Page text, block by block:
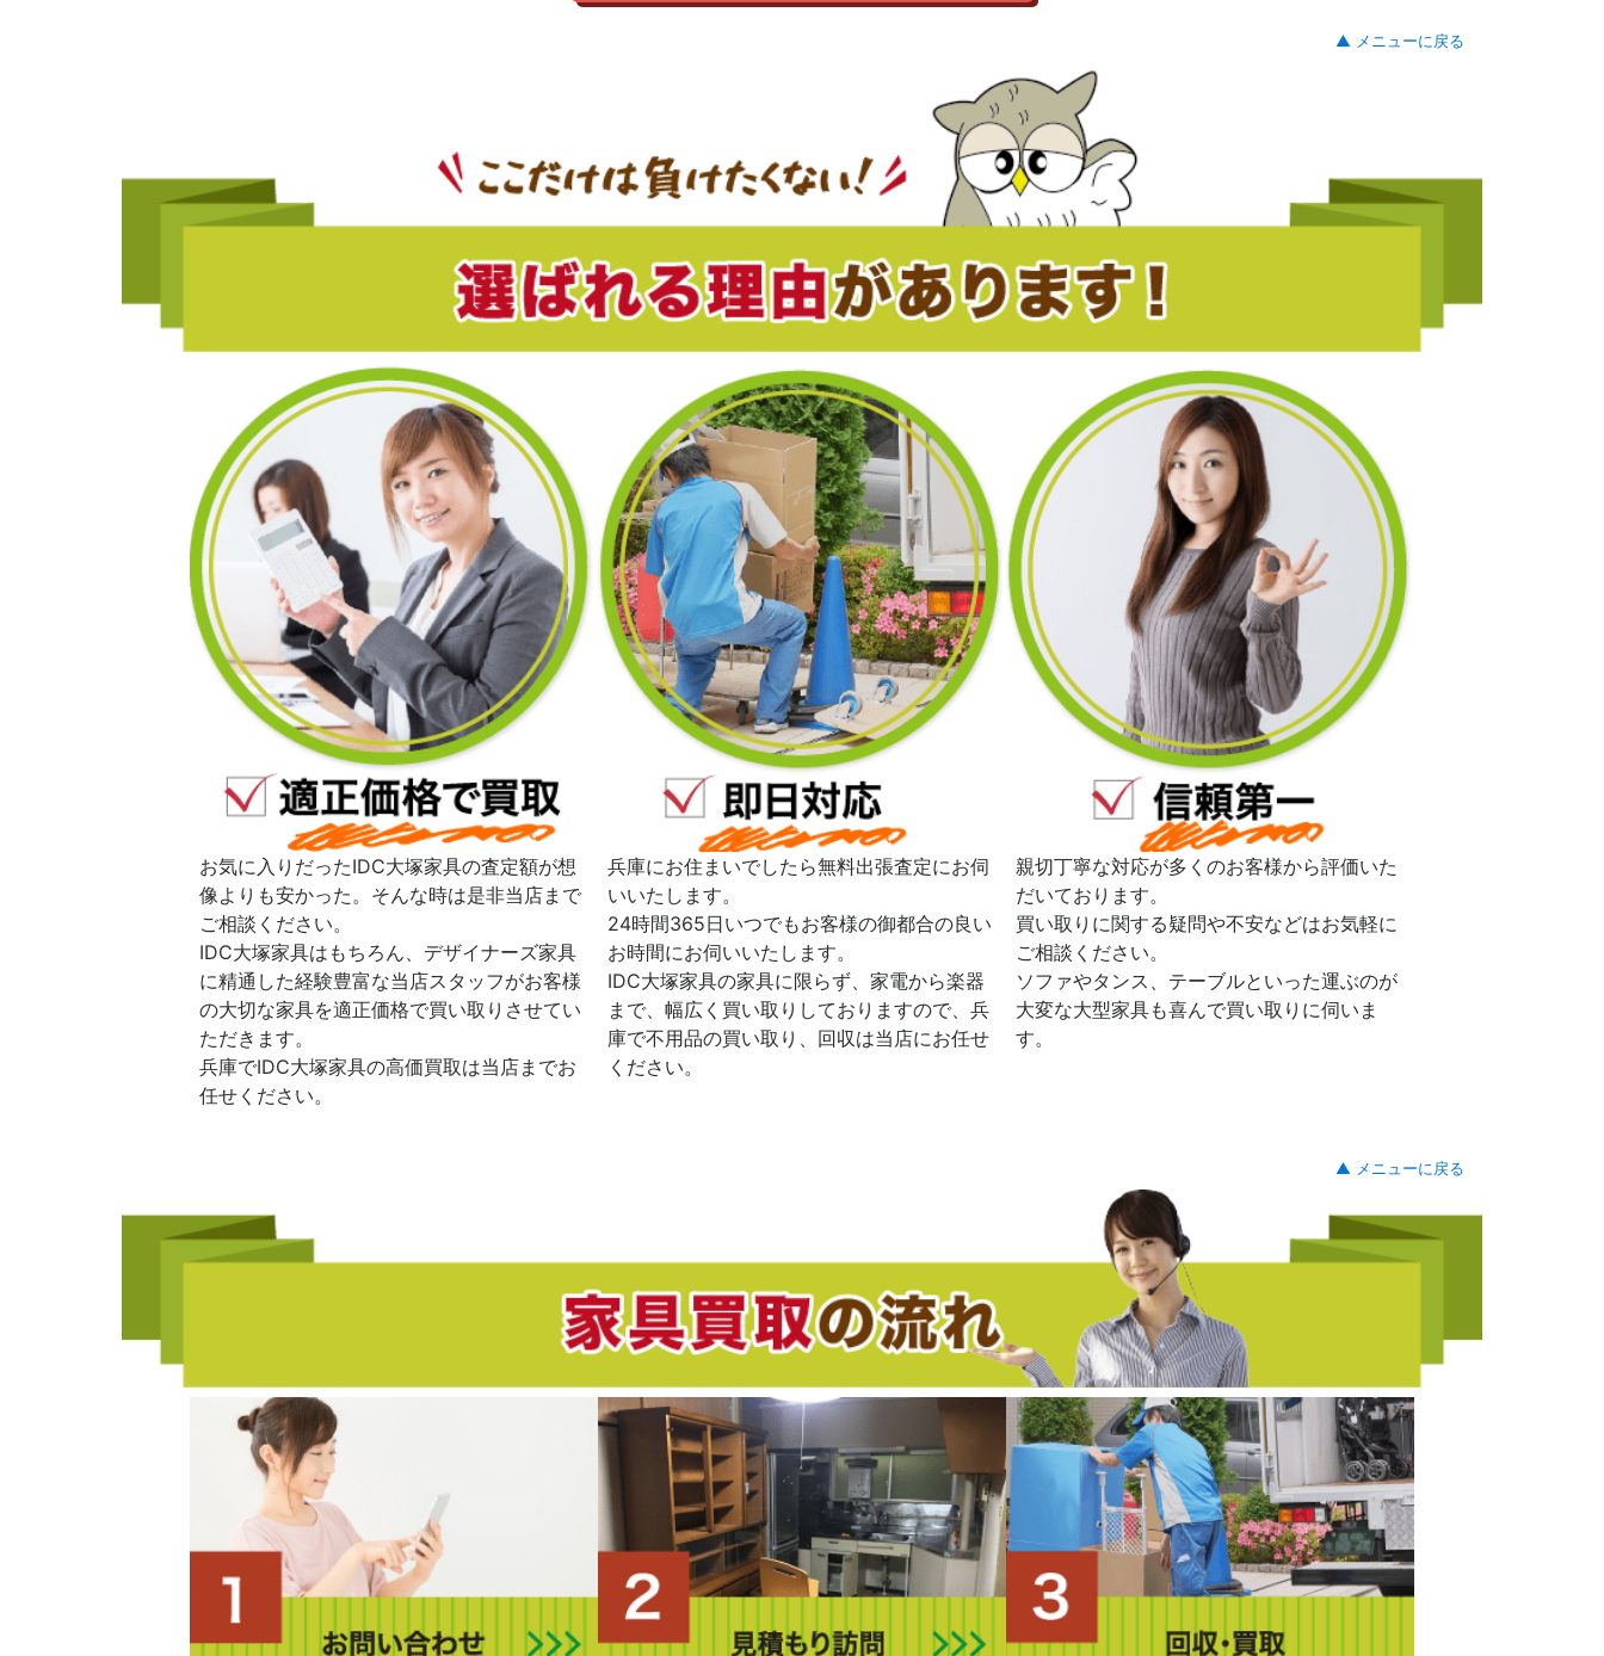
▲ メニューに戻る
お気に入りだったIDC大塚家具の査定額が想
像よりも安かった。そんな時は是非当店まで
ご相談ください。
IDC大塚家具はもちろん、デザイナーズ家具
に精通した経験豊富な当店スタッフがお客様
の大切な家具を適正価格で買い取りさせてい
ただきます。
兵庫でIDC大塚家具の高価買取は当店までお
任せください。
兵庫にお住まいでしたら無料出張査定にお伺
いいたします。
24時間365日いつでもお客様の御都合の良い
お時間にお伺いいたします。
IDC大塚家具の家具に限らず、家電から楽器
まで、幅広く買い取りしておりますので、兵
庫で不用品の買い取り、回収は当店にお任せ
ください。
親切丁寧な対応が多くのお客様から評価いた
だいております。
買い取りに関する疑問や不安などはお気軽に
ご相談ください。
ソファやタンス、テーブルといった運ぶのが
大変な大型家具も喜んで買い取りに伺いま
す。
▲ メニューに戻る